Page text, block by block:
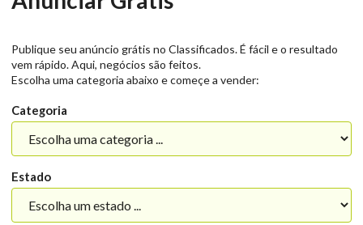
Publique seu anúncio grátis no Classificados. É fácil e o resultado
vem rápido. Aqui, negócios são feitos.
Escolha uma categoria abaixo e começe a vender:
Categoria
Estado